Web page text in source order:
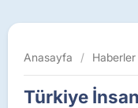
Anasayfa / Haberler
Türkiye